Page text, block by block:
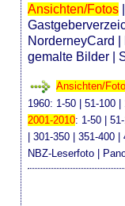
Ansichten/Fotos
NorderneyCard
gemalte Bilder
Ansichten/
1960: 1-50 |51-100 |
2001-2010: 1-50 |
|301-350 |351-400 |
NBZ-Leserfoto |